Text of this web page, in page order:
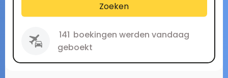
Zoeken
141 boekingen werden vandaag
geboekt